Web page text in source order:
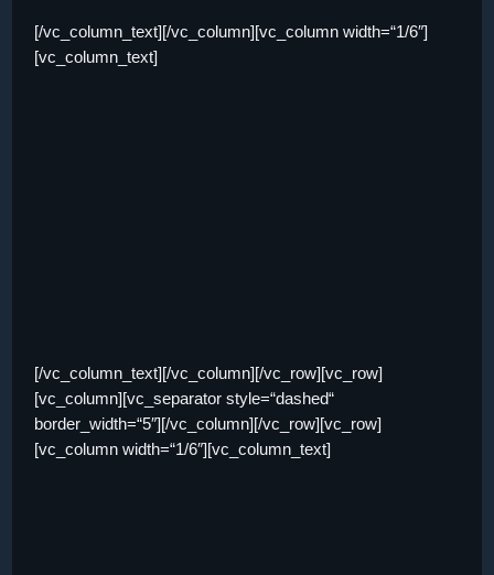
[/vc_column_text][/vc_column][vc_column width=“1/6″]
[vc_column_text]
[/vc_column_text][/vc_column][/vc_row][vc_row]
[vc_column][vc_separator style=“dashed“
border_width=“5″][/vc_column][/vc_row][vc_row]
[vc_column width=“1/6″][vc_column_text]